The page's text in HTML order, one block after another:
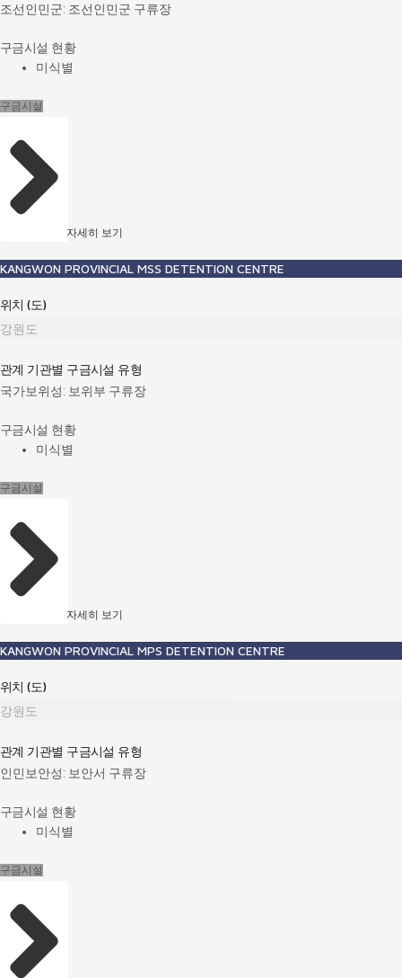
조선인민군: 조선인민군 구류장
구금시설 현황
미식별
구금시설
자세히 보기
KANGWON PROVINCIAL MSS DETENTION CENTRE
위치 (도)
강원도
관계 기관별 구금시설 유형
국가보위성: 보위부 구류장
구금시설 현황
미식별
구금시설
자세히 보기
KANGWON PROVINCIAL MPS DETENTION CENTRE
위치 (도)
강원도
관계 기관별 구금시설 유형
인민보안성: 보안서 구류장
구금시설 현황
미식별
구금시설